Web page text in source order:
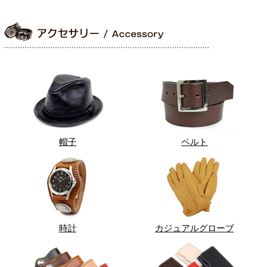
帽子 ベルト
時計 カジュアルグローブ